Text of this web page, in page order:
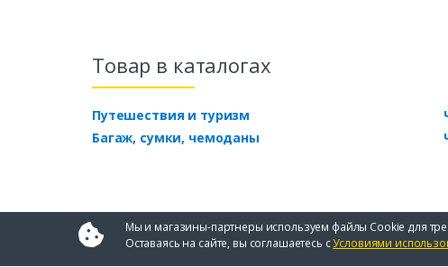
Товар в каталогах
Путешествия и туризм
Багаж, сумки, чемоданы
Мы и магазины-партнеры используем файлы Cookie для
Оставаясь на сайте, вы соглашаетесь сУсловиями